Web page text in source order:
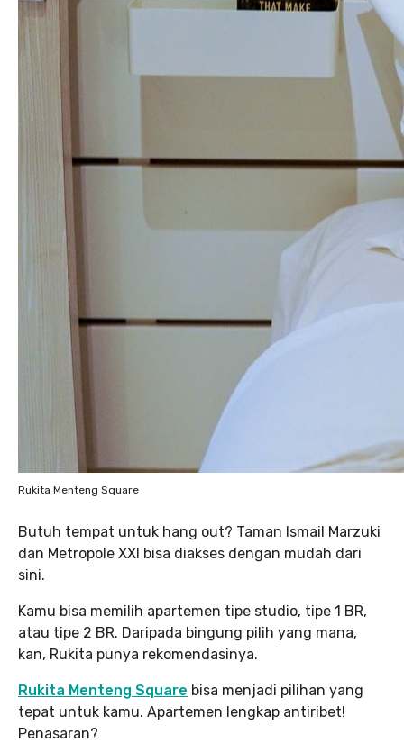
Rukita Menteng Square
Butuh tempat untuk hang out? Taman Ismail Marzuki
dan Metropole XXI bisa diakses dengan mudah dari
sini.
Kamu bisa memilih apartemen tipe studio, tipe 1 BR,
atau tipe 2 BR. Daripada bingung pilih yang mana,
kan, Rukita punya rekomendasinya.
Rukita Menteng Square bisa menjadi pilihan yang
tepat untuk kamu. Apartemen lengkap antiribet!
Penasaran?